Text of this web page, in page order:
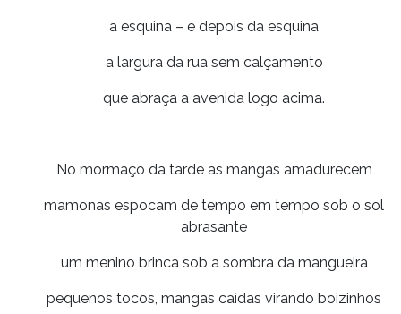
a esquina – e depois da esquina
a largura da rua sem calçamento
que abraça a avenida logo acima.
No mormaço da tarde as mangas amadurecem
mamonas espocam de tempo em tempo sob o sol
abrasante
um menino brinca sob a sombra da mangueira
pequenos tocos, mangas caídas virando boizinhos